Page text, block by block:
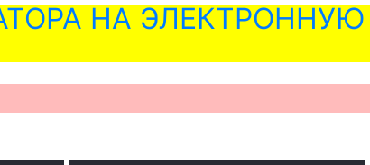
НА ЭЛЕКТРОННУЮ